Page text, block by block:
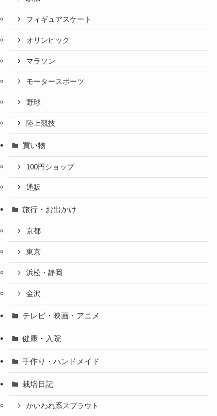
フィギュアスケート
オリンピック
マラソン
モータースポーツ
野球
陸上競技
買い物
100円ショップ
通販
旅行・お出かけ
京都
東京
浜松・静岡
金沢
テレビ・映画・アニメ
健康・入院
手作り・ハンドメイド
栽培日記
かいわれ系スプラウト